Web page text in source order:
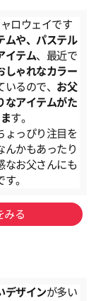
ロウェイです
ムや、パステル
イテム、最近で
しゃれなカラー
いるので、 お父
なアイテムがた
す。
ょっぴり注目を
んかもあったり
なお父さんにも
す。
みる
デザインが多い